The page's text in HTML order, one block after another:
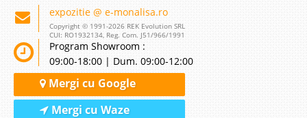
expozitie @ e-monalisa.ro
Copyright © 1991-2026 REK Evolution SRL
CUI: RO1932134, Reg. Com. J51/966/1991
Program Showroom :
09:00-18:00 | Dum. 09:00-12:00
Mergi cu Google
Mergi cu Waze